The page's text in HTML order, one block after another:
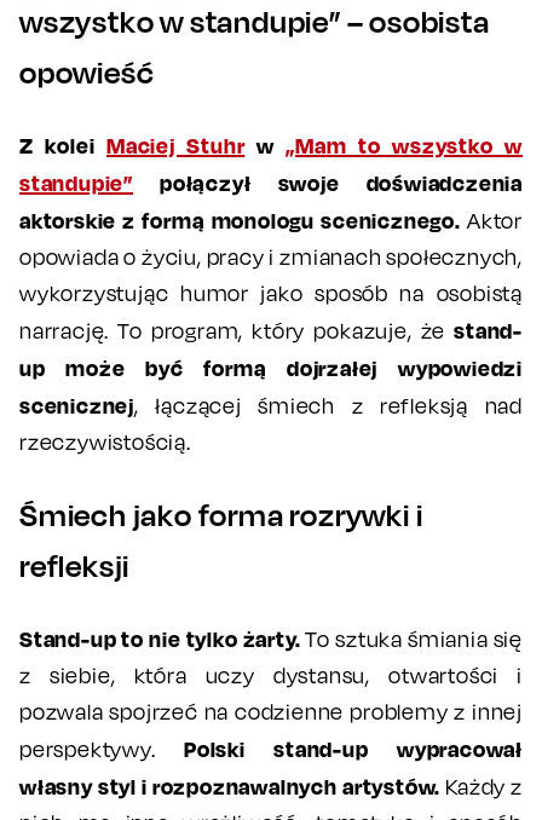
wszystko w standupie” – osobista
opowieść
Z kolei Maciej Stuhrw„Mam to wszystko w
standupie” połączył swoje doświadczenia
aktorskie z formą monologu scenicznego. Aktor
opowiada o życiu, pracy i zmianach społecznych,
wykorzystując humor jako sposób na osobistą
narrację. To program, który pokazuje, żestand-
up może być formą dojrzałej wypowiedzi
scenicznej, łączącej śmiech z refleksją nad
rzeczywistością.
Śmiech jako forma rozrywki i
refleksji
Stand-up to nie tylko żarty.To sztuka śmiania się
z siebie, która uczy dystansu, otwartości i
pozwala spojrzeć na codzienne problemy z innej
perspektywy. Polski stand-up wypracował
własny styl i rozpoznawalnych artystów. Każdy z